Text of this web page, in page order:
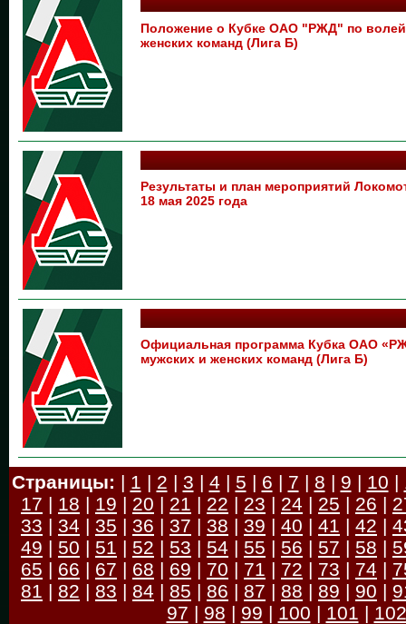
Положение о Кубке ОАО "РЖД" по
женских команд (Лига Б)
Результаты и план мероприятий
18 мая 2025 года
Официальная программа Кубка ОАО
мужских и женских команд (Лига Б)
Страницы: | 1 | 2 | 3 | 4 | 5 | 6 | 7 | 8 | 9 | 10 |
17 | 18 | 19 | 20 | 21 | 22 | 23 | 24 | 25 | 26 |
33 | 34 | 35 | 36 | 37 | 38 | 39 | 40 | 41 | 42 |
49 | 50 | 51 | 52 | 53 | 54 | 55 | 56 | 57 | 58 |
65 | 66 | 67 | 68 | 69 | 70 | 71 | 72 | 73 | 74 |
81 | 82 | 83 | 84 | 85 | 86 | 87 | 88 | 89 | 90 |
97 | 98 | 99 | 100 | 101 | 102